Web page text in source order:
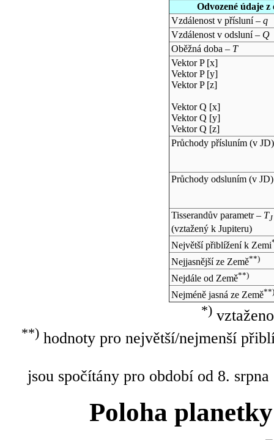
Odvozené údaje
Vzdálenost v přísluní – q
Vzdálenost v odsluní – Q
Oběžná doba – T
Vektor P [x]
Vektor P [y]
Vektor P [z]
Vektor Q [x]
Vektor Q [y]
Vektor Q [z]
Průchody přísluním (v JD)
Průchody odsluním (v JD)
Tisserandův parametr – TJ
(vztažený k Jupiteru)
Největší přiblížení k Zemi
Nejjasnější ze Země**)
Nejdále od Země**)
Nejméně jasná ze Země**)
*)
**)hodnoty pro největší/nejmenší
jsou spočítány pro období od 8.
Poloha